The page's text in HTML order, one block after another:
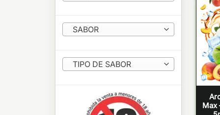
SABOR
TIPO DE SABOR
Max